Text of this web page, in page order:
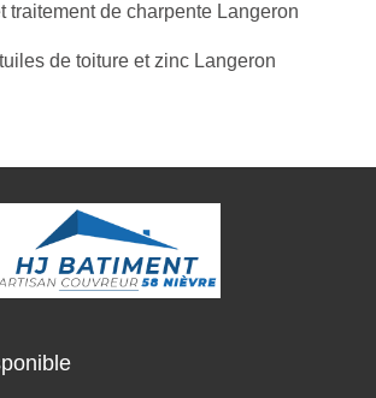
traitement de charpente Langeron
de toiture et zinc Langeron